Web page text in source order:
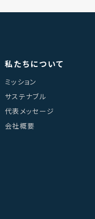
私たちについて
ミッション
サステナブル
代表メッセージ
会社概要